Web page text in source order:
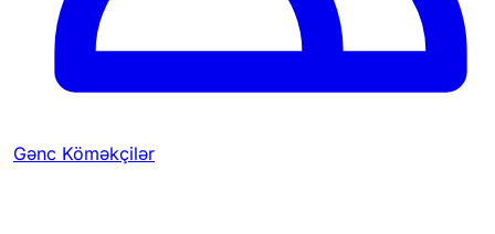
Gənc Köməkçilər